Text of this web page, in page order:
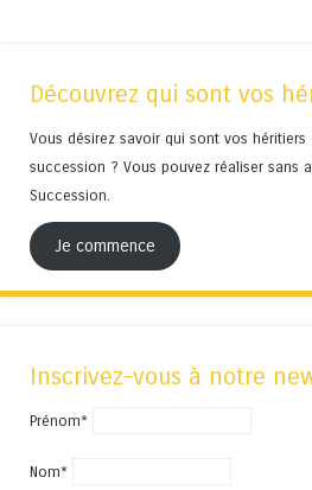
Découvrez qui sont vos
Vous désirez savoir qui sont vos
succession ? Vous pouvez réaliser sans
Succession.
Je commence
Inscrivez-vous à notre
Prénom*
Nom*